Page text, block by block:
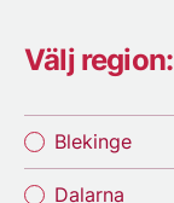
Välj region:
Blekinge
Dalarna